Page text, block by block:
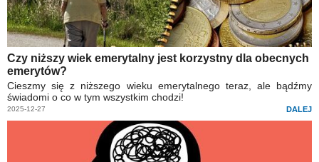
Czy niższy wiek emerytalny jest korzystny dla obecnych
emerytów?
Cieszmy się z niższego wieku emerytalnego teraz, ale bądźmy
świadomi o co w tym wszystkim chodzi!
2025-12-27 DALEJ